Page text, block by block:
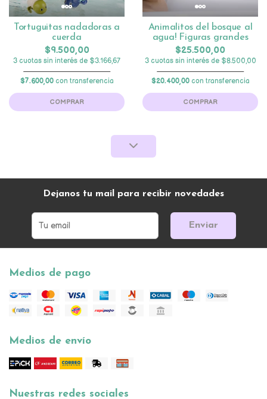
Tortuguitas nadadoras a
cuerda
$9.500,00
3 cuotas sin interés de $3.166,67
$7.600,00con transferencia
COMPRAR
Animalitos del bosque al
agua! Figuras grandes
$25.500,00
3 cuotas sin interés de $8.500,00
$20.400,00con transferencia
COMPRAR
Dejanos tu mail para recibir novedades
Enviar
Medios de pago
Medios de envío
Nuestras redes sociales